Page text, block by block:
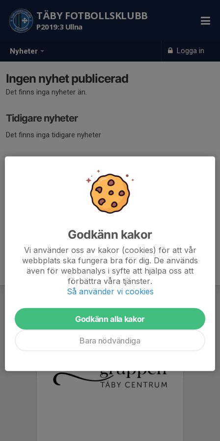
Nyheter Logga in
TÄBY FOTBOLLSKLUBB
P2019:3 Ullna
Ingen nyhet publicerad
Det finns inga nyheter än.
Tidigare nyheter
Det finns inga tidigare nyheter
Godkänn kakor
Vi använder oss av kakor (cookies) för att vår
webbplats ska fungera bra för dig. De används
även för webbanalys i syfte att hjälpa oss att
förbättra våra tjänster.
Så använder vi cookies
Godkänn alla kakor
Bara nödvändiga